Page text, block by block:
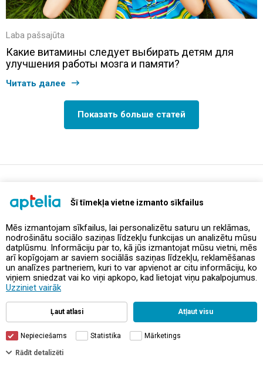
Šī tīmekļa vietne izmanto sīkfailus
Mēs izmantojam sīkfailus, lai personalizētu saturu un reklāmas,
nodrošinātu sociālo saziņas līdzekļu funkcijas un analizētu mūsu
datplūsmu. Informāciju par to, kā jūs izmantojat mūsu vietni, mēs
arī kopīgojam ar saviem sociālās saziņas līdzekļu, reklamēšanas
un analīzes partneriem, kuri to var apvienot ar citu informāciju, ko
viņiem sniedzat vai ko viņi apkopo, kad lietojat viņu pakalpojumus.
Uzziniet vairāk
Ļaut atlasi Atļaut visu
Nepieciešams Statistika Mārketings
Rādīt detalizēti
Laba pašsajūta
Какие витамины следует выбирать детям для
улучшения работы мозга и памяти?
Читать далее
Показать больше статей
Предложения и акции
Контакты